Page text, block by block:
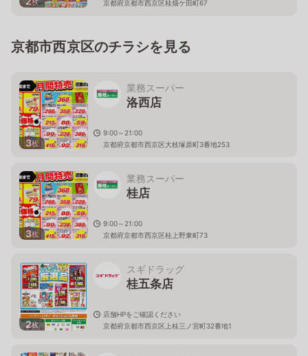
京都府京都市西京区桂畑ケ田町67
京都市西京区のチラシを見る
3枚
業務スーパー
洛西店
9:00～21:00
京都府京都市西京区大枝塚原町3番地253
3枚
業務スーパー
桂店
9:00～21:00
京都府京都市西京区桂上野東町73
2枚
スギドラッグ
桂五条店
店舗HPをご確認ください
京都府京都市西京区上桂三ノ宮町32番地1